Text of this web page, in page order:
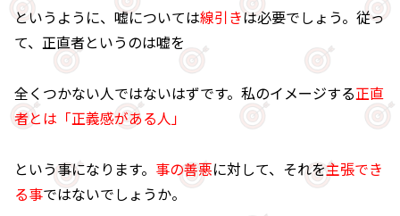
というように、嘘については線引きは必要でしょう。従っ
て、正直者というのは嘘を
全くつかない人ではないはずです。私のイメージする正直
者とは「正義感がある人」
という事になります。 事の善悪に対して、それを主張でき
る事ではないでしょうか。